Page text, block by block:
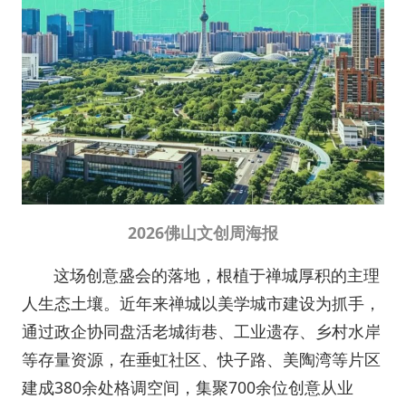
2026佛山文创周海报
这场创意盛会的落地，根植于禅城厚积的主理
人生态土壤。近年来禅城以美学城市建设为抓手，
通过政企协同盘活老城街巷、工业遗存、乡村水岸
等存量资源，在垂虹社区、快子路、美陶湾等片区
建成380余处格调空间，集聚700余位创意从业